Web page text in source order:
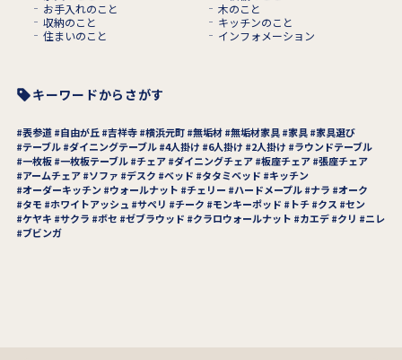
お手入れのこと
木のこと
収納のこと
キッチンのこと
住まいのこと
インフォメーション
キーワードからさがす
表参道 自由が丘 吉祥寺 横浜元町 無垢材 無垢材家具 家具
家具選び
テーブル ダイニングテーブル 4人掛け 6人掛け 2人掛け
ラウンドテーブル
一枚板 一枚板テーブル チェア ダイニングチェア 板座チェア 張座チェア
アームチェア
ソファ デスク ベッド タタミベッド
キッチン
オーダーキッチン
ウォールナット チェリー ハードメープル ナラ
オーク
タモ
ホワイトアッシュ サペリ チーク モンキーポッド トチ クス
セン
ケヤキ
サクラ ボセ ゼブラウッド クラロウォールナット カエデ クリ
ニレ
ブビンガ